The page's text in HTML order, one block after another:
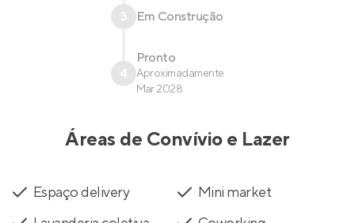
3 Em Construção
4
Pronto
Aproximadamente
Mar 2028
Áreas de Convívio e Lazer
Espaço delivery
Mini market